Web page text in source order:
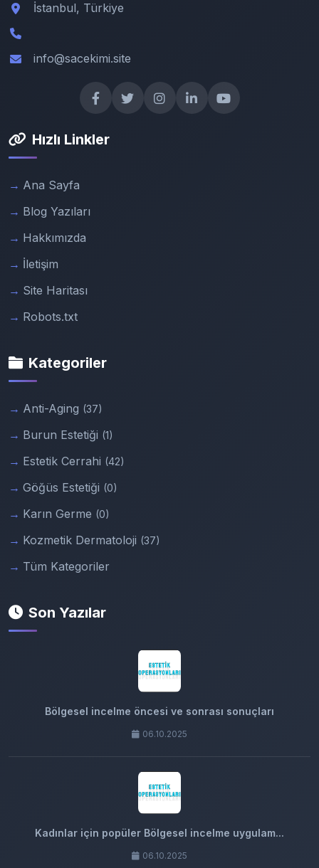
İstanbul, Türkiye
info@sacekimi.site
Hızlı Linkler
Ana Sayfa
Blog Yazıları
Hakkımızda
İletişim
Site Haritası
Robots.txt
Kategoriler
Anti-Aging (37)
Burun Estetiği (1)
Estetik Cerrahi (42)
Göğüs Estetiği (0)
Karın Germe (0)
Kozmetik Dermatoloji (37)
Tüm Kategoriler
Son Yazılar
Bölgesel incelme öncesi ve sonrası sonuçları
06.10.2025
Kadınlar için popüler Bölgesel incelme uygulam...
06.10.2025